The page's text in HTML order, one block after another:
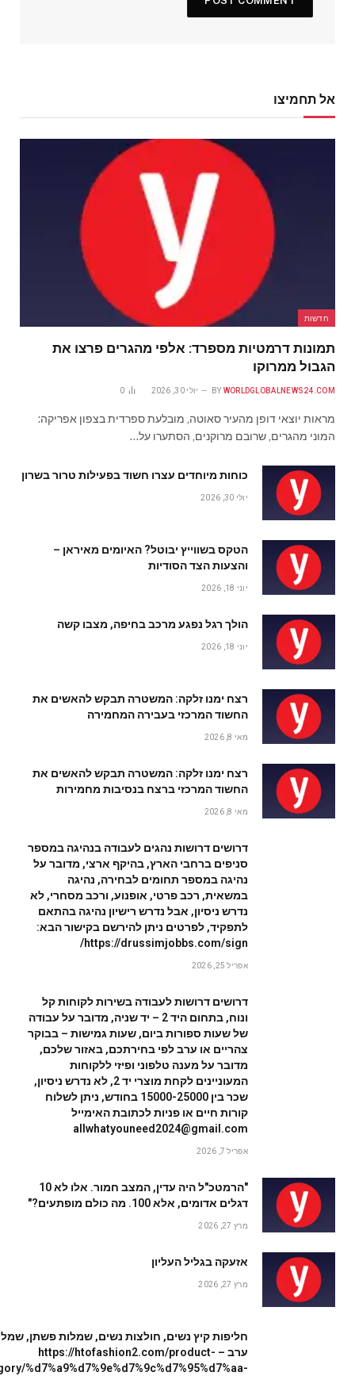
אל תחמיצו
חדשות
תמונות דרמטיות מספרד: אלפי מהגרים פרצו את
הגבול ממרוקו
BY WORLDGLOBALNEWS24.COM יולי 30, 2026 0
מראות יוצאי דופן מהעיר סאוטה, מובלעת ספרדית בצפון אפריקה:
המוני מהגרים, שרובם מרוקנים, הסתערו על…
כוחות מיוחדים עצרו חשוד בפעילות טרור בשרון
יולי 30, 2026
הטקס בשווייץ יבוטל? האיומים מאיראן –
והצעות הצד הסודיות
יוני 18, 2026
הולך רגל נפגע מרכב בחיפה, מצבו קשה
יוני 18, 2026
רצח ימנו זלקה: המשטרה תבקש להאשים את
החשוד המרכזי בעבירה המחמירה
מאי 8, 2026
רצח ימנו זלקה: המשטרה תבקש להאשים את
החשוד המרכזי ברצח בנסיבות מחמירות
מאי 8, 2026
דרושים דרושות נהגים לעבודה בנהיגה במספר
סניפים ברחבי הארץ, בהיקף ארצי, מדובר על
נהיגה במספר תחומים לבחירה, נהיגה
במשאית, רכב פרטי, אופנוע, ורכב מסחרי, לא
נדרש ניסיון, אבל נדרש רישיון נהיגה בהתאם
לתפקיד, לפרטים ניתן להירשם בקישור הבא:
https://drussimjobbs.com/sign/
אפריל 25, 2026
דרושים דרושות לעבודה בשירות לקוחות קל
ונוח, בתחום היד 2 – יד שניה, מדובר על עבודה
של שעות ספורות ביום, שעות גמישות – בבוקר
צהריים או ערב לפי בחירתכם, באזור שלכם,
מדובר על מענה טלפוני ופיזי ללקוחות
המעוניינים לקחת מוצרי יד 2, לא נדרש ניסיון,
שכר בין 15000-25000 בחודש, ניתן לשלוח
קורות חיים או פניות לכתובת האימייל
allwhatyouneed2024@gmail.com
אפריל 7, 2026
"הרמטכ"ל היה עדין, המצב חמור. אלו לא 10
דגלים אדומים, אלא 100. מה כולם מופתעים?"
מרץ 27, 2026
אזעקה בגליל העליון
מרץ 27, 2026
חליפות קיץ נשים, חולצות נשים, שמלות פשתן,
ערב – https://htofashion2.com/product-
%d7%a9%d7%9e%d7%9c%d7%95%d7%aa-